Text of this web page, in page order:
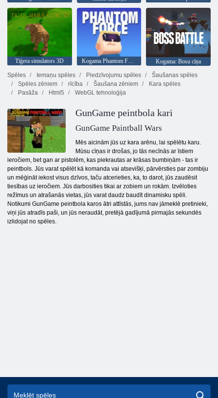
Tīģera simulators 3D Kogama Phantom Force
Kogama: Bosu cīņa
Spēles
Iemaņu spēles Piedzīvojumu spēles
Šaušanas spēles
Spēles zēniem
rīcība Šaušana zēniem
Kara spēles
Pasāža
Html5 WebGL tehnoloģija
GunGame peintbola kari
GunGame Paintball Wars
Mēs aicinām jūs uz kara arēnu, lai spēlētu karu.
Mūsu cīņas ir drošas, jo tās necīnās ar īstiem
ieročiem, bet gan ar pistolēm, kas piekrautas ar krāsas bumbiņām - tas ir
peintbols. Jūs varat spēlēt kā komanda vai atsevišķi, pārvērsties par zombiju
un mēģināt iekost visus dzīvos, taču atcerieties, ka, to darot, jūs zaudēsit
tiesības uz ieročiem. Jūs darbosities tikai ar zobiem un rokām. Izvēloties
režīmus un atrašanās vietas, jūs varat daudz baudīt dinamisku spēli.
Notikumi GunGame peintbola karos ātri attīstās, jums nav jāmeklē pretinieki,
viņi jūs atradīs paši, un jūs neraudāt, pretējā gadījumā pirmajās sekundēs
izlidojat no spēles.